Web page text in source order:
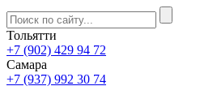
Тольятти
+7 (902) 429 94 72
Самара
+7 (937) 992 30 74